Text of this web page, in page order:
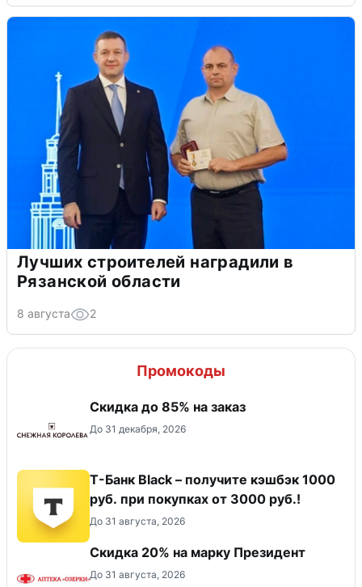
Лучших строителей наградили в
Рязанской области
8 августа 2
Промокоды
Скидка до 85% на заказ
До 31 декабря, 2026
Т-Банк Black – получите кэшбэк 1000
руб. при покупках от 3000 руб.!
До 31 августа, 2026
Скидка 20% на марку Президент
До 31 августа, 2026